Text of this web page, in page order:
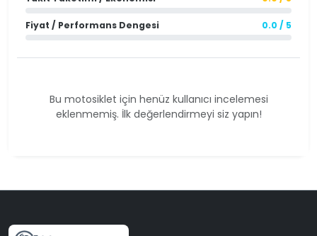
Fiyat / Performans Dengesi 0.0 / 5
Bu motosiklet için henüz kullanıcı incelemesi
eklenmemiş. İlk değerlendirmeyi siz yapın!